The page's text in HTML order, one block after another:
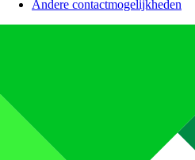
Andere contactmogelijkheden